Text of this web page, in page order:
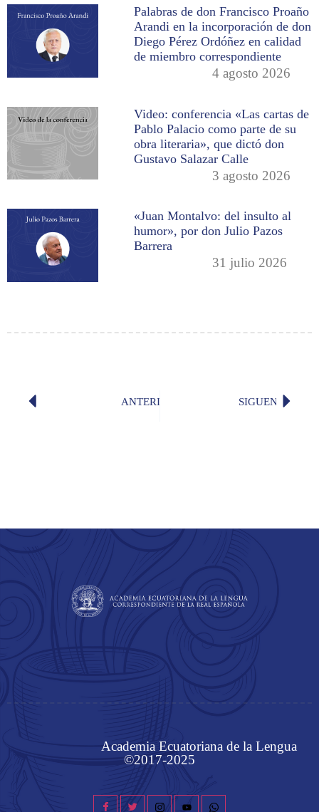
Palabras de don Francisco Proaño
Arandi en la incorporación de don
Diego Pérez Ordóñez en calidad
de miembro correspondiente
4 agosto 2026
Video: conferencia «Las cartas de
Pablo Palacio como parte de su
obra literaria», que dictó don
Gustavo Salazar Calle
3 agosto 2026
«Juan Montalvo: del insulto al
humor», por don Julio Pazos
Barrera
31 julio 2026
ANTERIOR Incorporación de don Marco Tello
SIGUENTE«La
Academia Ecuatoriana de la Lengua
©2017-2025